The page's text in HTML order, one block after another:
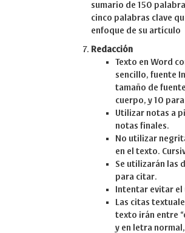
sumario de 150
cinco palabras clave
enfoque de su artículo
Redacción
Texto en Word
sencillo, fuente
tamaño de fuente
cuerpo, y 10
Utilizar notas a
notas finales.
No utilizar
en el texto.
Se utilizarán las
para citar.
Intentar evitar el
Las citas
texto irán entre
y en letra